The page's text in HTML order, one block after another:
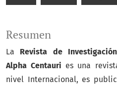
Resumen
La Revista de
Alpha Centauri es una
nivel Internacional, es